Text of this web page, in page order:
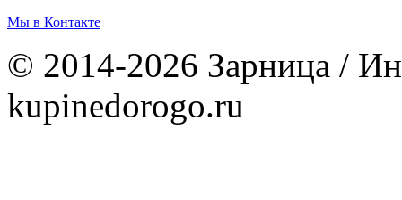
Мы в Контакте
© 2014-2026 Зарница /
kupinedorogo.ru